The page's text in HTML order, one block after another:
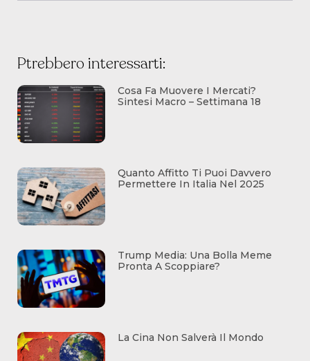
Ptrebbero interessarti:
Cosa Fa Muovere I Mercati?
Sintesi Macro – Settimana 18
Quanto Affitto Ti Puoi Davvero
Permettere In Italia Nel 2025
Trump Media: Una Bolla Meme
Pronta A Scoppiare?
La Cina Non Salverà Il Mondo